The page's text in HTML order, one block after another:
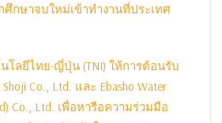
กษาจบใหม่เข้าทำงานที่ประเทศ
โลยีไทย-ญี่ปุ่น (TNI) ให้การต้อนรับ
Co., Ltd. และ Ebasho Water
Co., Ltd. เพื่อหารือความร่วมมือ